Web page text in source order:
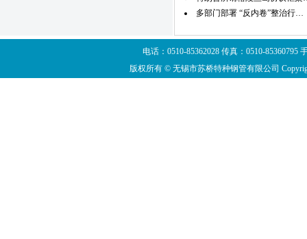
多部门部署 “反内卷”整治行…
电话：0510-85362028 传真：0510-
版权所有 © 无锡市苏桥特种钢管有限公司